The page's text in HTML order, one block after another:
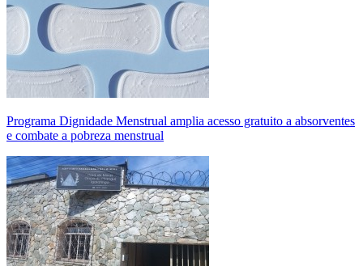
Programa Dignidade Menstrual amplia acesso gratuito a absorventes
e combate a pobreza menstrual